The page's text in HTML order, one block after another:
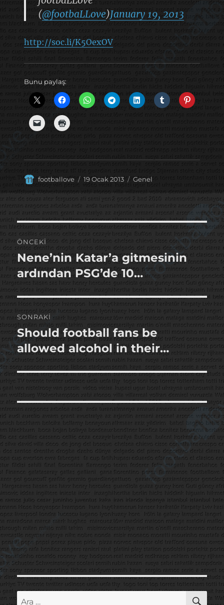
(@footbaLLove)January 19, 2013
http://soc.li/K5OexOV
Bunu paylaş:
Yazar
footballove
Yayın
tarihi
19 Ocak 2013 Kategoriler
Genel
Yazı
gezinmesi
ÖNCEKI
Önceki
yazı:
Nene’nin Katar’a gitmesinin
ardından PSG’de 10…
SONRAKI
Sonraki
yazı:
Should football fans be
allowed alcohol in their…
Ara: